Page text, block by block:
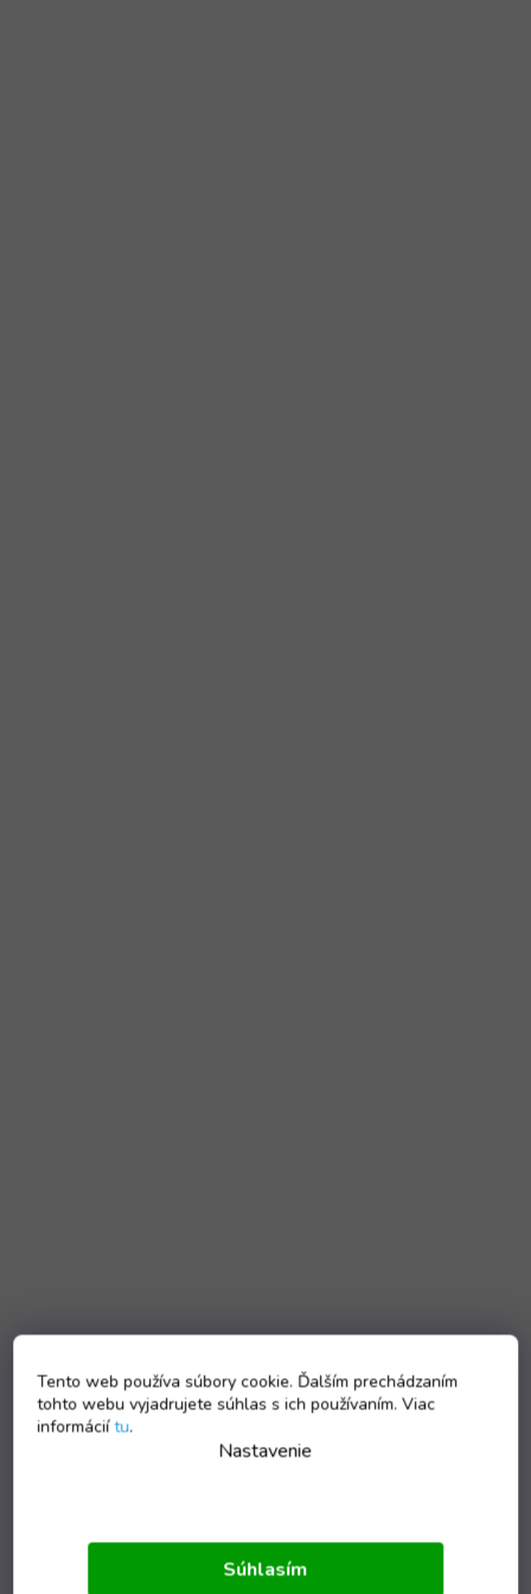
Tento web používa súbory cookie. Ďalším prechádzaním
tohto webu vyjadrujete súhlas s ich používaním. Viac
informáciítu.
Nastavenie
Súhlasím